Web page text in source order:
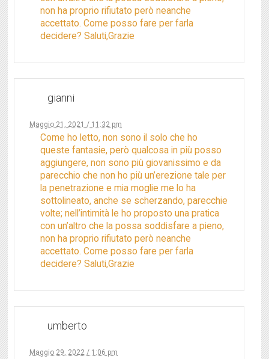
non ha proprio rifiutato però neanche
accettato. Come posso fare per farla
decidere? Saluti,Grazie
gianni
Maggio 21, 2021 / 11:32 pm
Come ho letto, non sono il solo che ho
queste fantasie, però qualcosa in più posso
aggiungere, non sono più giovanissimo e da
parecchio che non ho più un’erezione tale per
la penetrazione e mia moglie me lo ha
sottolineato, anche se scherzando, parecchie
volte; nell’intimità le ho proposto una pratica
con un’altro che la possa soddisfare a pieno,
non ha proprio rifiutato però neanche
accettato. Come posso fare per farla
decidere? Saluti,Grazie
umberto
Maggio 29, 2022 / 1:06 pm